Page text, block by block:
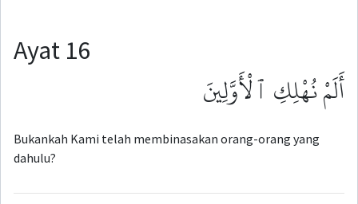
Ayat 16
أَلَمْ نُهْلِكِ ٱلْأَوَّلِينَ
Bukankah Kami telah membinasakan orang-orang yang
dahulu?